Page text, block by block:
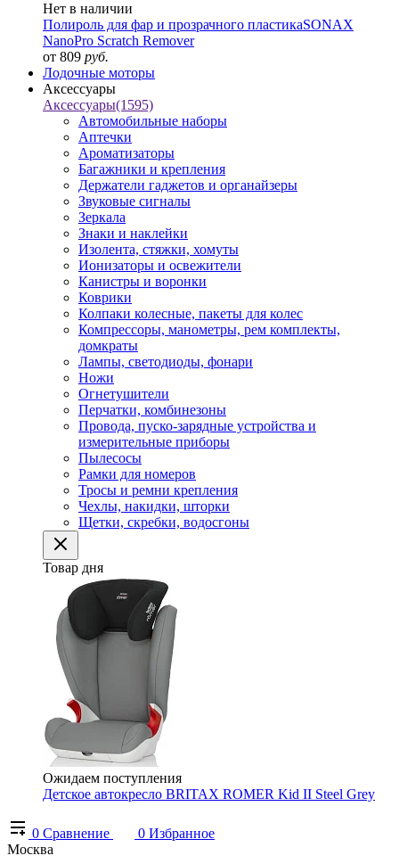
Нет в наличии
Полироль для фар и прозрачного пластикаSONAX
NanoPro Scratch Remover
от 809 руб.
Лодочные моторы
Аксессуары
Аксессуары(1595)
Автомобильные наборы
Аптечки
Ароматизаторы
Багажники и крепления
Держатели гаджетов и органайзеры
Звуковые сигналы
Зеркала
Знаки и наклейки
Изолента, стяжки, хомуты
Ионизаторы и освежители
Канистры и воронки
Коврики
Колпаки колесные, пакеты для колес
Компрессоры, манометры, рем комплекты,
домкраты
Лампы, светодиоды, фонари
Ножи
Огнетушители
Перчатки, комбинезоны
Провода, пуско-зарядные устройства и
измерительные приборы
Пылесосы
Рамки для номеров
Тросы и ремни крепления
Чехлы, накидки, шторки
Щетки, скребки, водосгоны
Товар дня
Ожидаем поступления
Детское автокресло BRITAX ROMER Kid II Steel Grey
0 Сравнение 0 Избранное
Москва